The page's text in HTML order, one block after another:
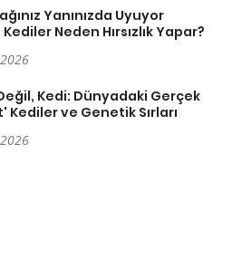
Yanınızda Uyuyor
Neden Hırsızlık Yapar?
Kedi: Dünyadaki Gerçek
Kediler ve Genetik Sırları